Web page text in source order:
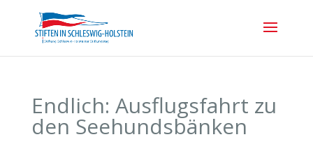
Endlich: Ausflugsfahrt zu
den Seehundsbänken